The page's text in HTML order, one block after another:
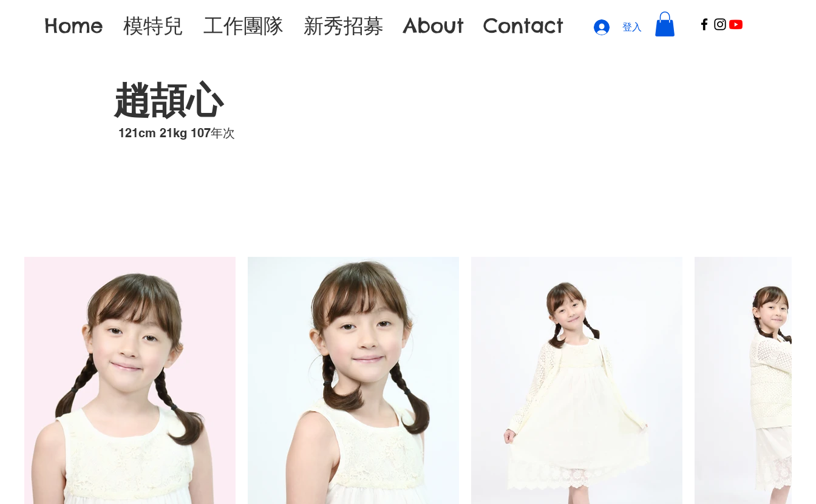
Home 模特兒 工作團隊 新秀招募 About Contact 登入
趙頡心
​121cm 21kg 107年次